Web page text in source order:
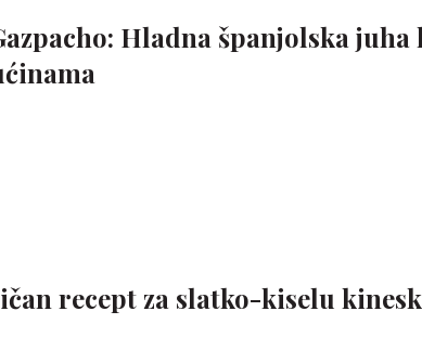
Hladna španjolska juha
recept za slatko-kiselu